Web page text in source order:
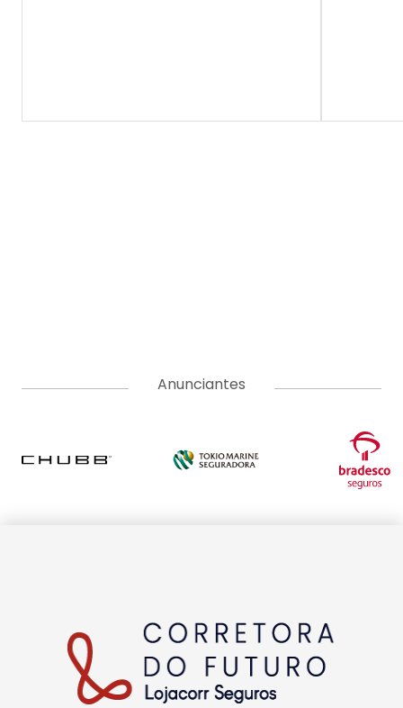
Anunciantes